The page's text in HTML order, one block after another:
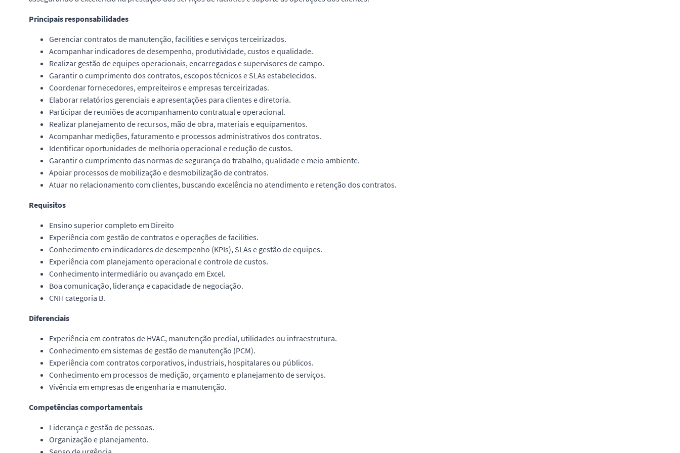
Principais responsabilidades
Gerenciar contratos de manutenção, facilities e serviços terceirizados.
Acompanhar indicadores de desempenho, produtividade, custos e qualidade.
Realizar gestão de equipes operacionais, encarregados e supervisores de campo.
Garantir o cumprimento dos contratos, escopos técnicos e SLAs estabelecidos.
Coordenar fornecedores, empreiteiros e empresas terceirizadas.
Elaborar relatórios gerenciais e apresentações para clientes e diretoria.
Participar de reuniões de acompanhamento contratual e operacional.
Realizar planejamento de recursos, mão de obra, materiais e equipamentos.
Acompanhar medições, faturamento e processos administrativos dos contratos.
Identificar oportunidades de melhoria operacional e redução de custos.
Garantir o cumprimento das normas de segurança do trabalho, qualidade e meio ambiente.
Apoiar processos de mobilização e desmobilização de contratos.
Atuar no relacionamento com clientes, buscando excelência no atendimento e retenção dos contratos.
Requisitos
Ensino superior completo em Direito
Experiência com gestão de contratos e operações de facilities.
Conhecimento em indicadores de desempenho (KPIs), SLAs e gestão de equipes.
Experiência com planejamento operacional e controle de custos.
Conhecimento intermediário ou avançado em Excel.
Boa comunicação, liderança e capacidade de negociação.
CNH categoria B.
Diferenciais
Experiência em contratos de HVAC, manutenção predial, utilidades ou infraestrutura.
Conhecimento em sistemas de gestão de manutenção (PCM).
Experiência com contratos corporativos, industriais, hospitalares ou públicos.
Conhecimento em processos de medição, orçamento e planejamento de serviços.
Vivência em empresas de engenharia e manutenção.
Competências comportamentais
Liderança e gestão de pessoas.
Organização e planejamento.